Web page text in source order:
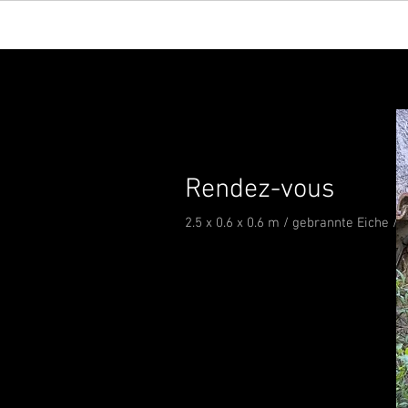
Rendez-vous
2.5 x 0.6 x 0.6 m / gebrannte Eiche /